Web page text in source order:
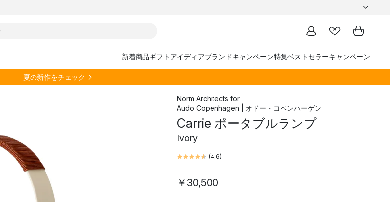
新着商品ギフトアイディアブランドキャンペーン特集ベストセラーキャンペーン
夏の新作をチェック
Norm Architects for
Audo Copenhagen | オドー・コペンハーゲン
Carrie ポータブルランプ
Ivory
(4.6)
￥30,500